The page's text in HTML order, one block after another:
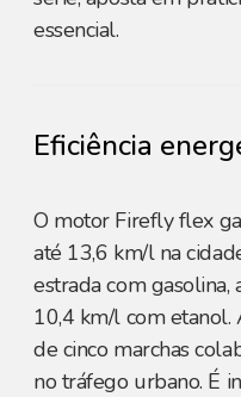
essencial.
Eficiência
O motor Firefly flex
até 13,6 km/l na
estrada com
10,4 km/l com etanol.
de cinco marchas
no tráfego urbano. É